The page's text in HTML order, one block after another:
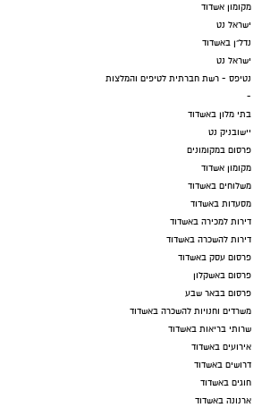
מקומון אשדוד
ישראל נט
נדל"ן באשדוד
ישראל נט
נטיפס - רשת חברתית לטיפים והמלצות
-
בתי מלון באשדוד
יישובניק נט
פרסום במקומונים
מקומון אשדוד
משלוחים באשדוד
מסעדות באשדוד
דירות למכירה באשדוד
דירות להשכרה באשדוד
פרסום עסק באשדוד
פרסום באשקלון
פרסום בבאר שבע
משרדים וחנויות להשכרה באשדוד
שרותי בריאות באשדוד
אירועים באשדוד
דרושים באשדוד
חוגים באשדוד
ארנונה באשדוד